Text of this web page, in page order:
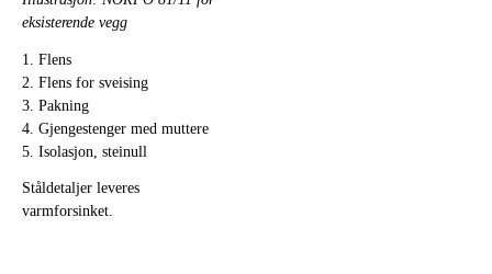
eksisterende vegg
1. Flens
2. Flens for sveising
3. Pakning
4. Gjengestenger med muttere
5. Isolasjon, steinull
Ståldetaljer leveres
varmforsinket.